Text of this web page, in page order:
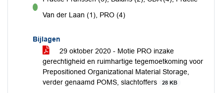
voorVan der Laan (1), PRO (4)
Bijlagen
29 oktober 2020 - Motie PRO inzake
gerechtigheid en ruimhartige tegemoetkoming voor
Prepositioned Organizational Material Storage,
verder genaamd POMS, slachtoffers
28 KB